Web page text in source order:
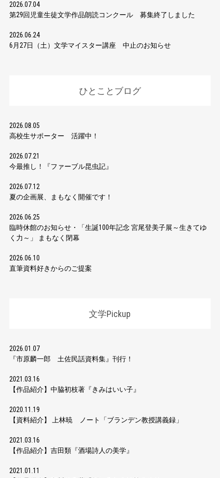
2026.07.04
第29回児童生徒文学作品朗読コンクール 募集終了しました
2026.06.24
6月27日（土）文学マイスター講座 中止のお知らせ
ひとことブログ
2026.08.05
高校生サポーター 活躍中！
2026.07.21
今最推し！『ファーブル昆虫記』
2026.07.12
夏の企画展、まもなく開催です！
2026.06.25
臨時休館のお知らせ・「生誕100年記念 宮尾登美子展～生きてゆ
く力～」 まもなく閉幕
2026.06.10
直筆資料好きからのご提案
文学Pickup
2026.01.07
『市原麟一郎 土佐民話資料集』刊行！
2021.03.16
【作品紹介】中脇初枝著『きみはいい子』
2020.11.19
【資料紹介】 上林暁 ノート「ブランデン教授講義録」
2021.03.16
【作品紹介】吉田類『酒場詩人の美学』
2021.01.11